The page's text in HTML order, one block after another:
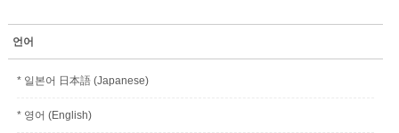
언어
* 일본어 日本語 (Japanese)
* 영어 (English)